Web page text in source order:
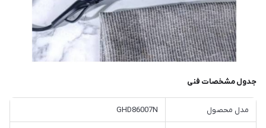
جدول مشخصات فنی
مدل محصول GHD86007N